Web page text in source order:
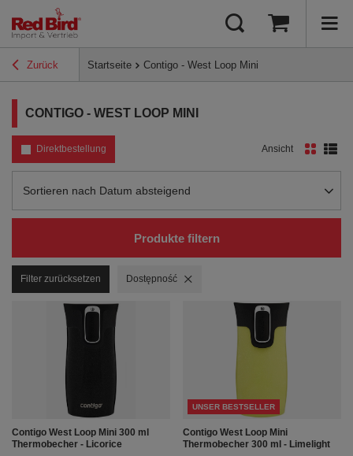
Zurück Startseite Contigo - West Loop Mini
CONTIGO - WEST LOOP MINI
Direktbestellung
Sortierung ändern
Sortieren nach Datum absteigend
Ansicht
Produkte filtern
Filter zurücksetzen Filter entfernen
Dostępność
Contigo West Loop Mini 300 ml
Thermobecher - Licorice
UNSER BESTSELLER
Contigo West Loop Mini
Thermobecher 300 ml - Limelight